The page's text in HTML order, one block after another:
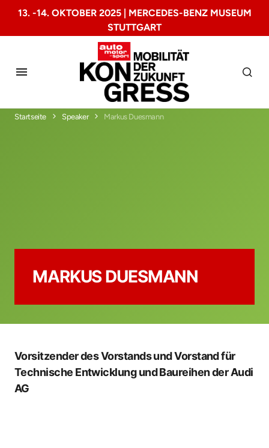
13. -14. OKTOBER 2025 | MERCEDES-BENZ MUSEUM
STUTTGART
Startseite Speaker Markus Duesmann
MARKUS DUESMANN
Vorsitzender des Vorstands und Vorstand für
Technische Entwicklung und Baureihen der Audi
AG